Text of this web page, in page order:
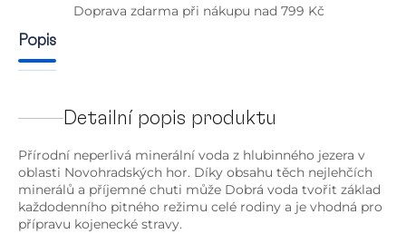
Doprava zdarma při nákupu nad 799 Kč
Popis
Detailní popis produktu
Přírodní neperlivá minerální voda z hlubinného jezera v
oblasti Novohradských hor. Díky obsahu těch nejlehčích
minerálů a příjemné chuti může Dobrá voda tvořit základ
každodenního pitného režimu celé rodiny a je vhodná pro
přípravu kojenecké stravy.